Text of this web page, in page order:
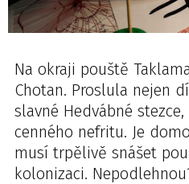
Na okraji pouště
Chotan. Proslula nejen
slavné Hedvábné
cenného nefritu. Je
musí trpělivě snášet
kolonizaci.